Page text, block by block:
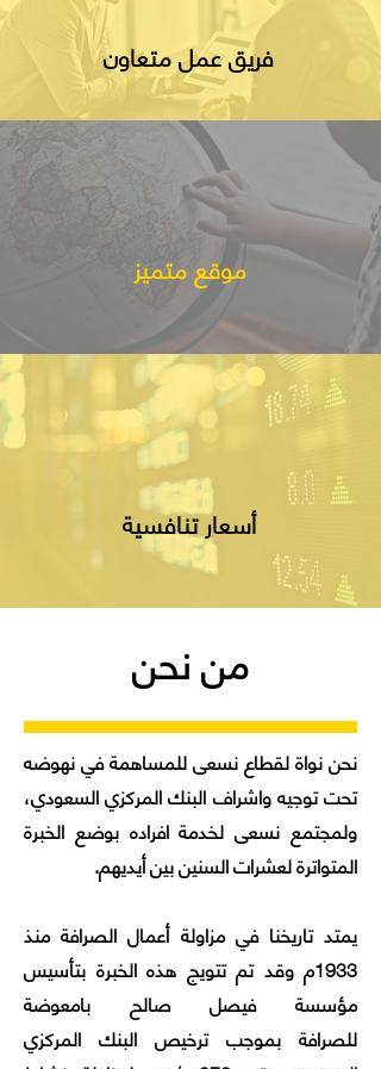
فريق عمل متعاون
موقع متميز
أسعار تنافسية
من نحن
نحن نواة لقطاع نسعى للمساهمة في نهوضه
تحت توجيه واشراف البنك المركزي السعودي،
ولمجتمع نسعى لخدمة افراده بوضع الخبرة
المتواترة لعشرات السنين بين أيديهم.
يمتد تاريخنا في مزاولة أعمال الصرافة منذ
1933م وقد تم تتويج هذه الخبرة بتأسيس
مؤسسة فيصل صالح بامعوضة
للصرافة بموجب ترخيص البنك المركزي